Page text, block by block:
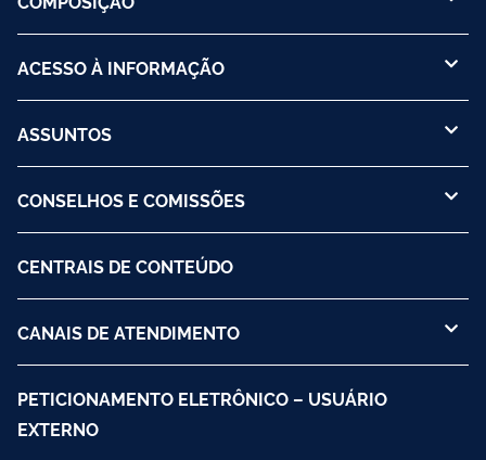
ACESSO À INFORMAÇÃO
ASSUNTOS
CONSELHOS E COMISSÕES
CENTRAIS DE CONTEÚDO
CANAIS DE ATENDIMENTO
PETICIONAMENTO ELETRÔNICO – USUÁRIO
EXTERNO